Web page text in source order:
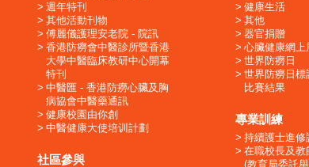
週年特刊
其他活動刊物
傅麗儀護理安老院 - 院訊
香港防癆會中醫診所暨香港
大學中醫臨床教研中心開幕
特刊
中醫匯 - 香港防癆心臟及胸
病協會中醫藥通訊
健康校園由你創
中醫健康大使培训計劃
社區參與
健康生活
其他
器官捐贈
心臟健康網上
世界防癆日
世界防癆日標
比賽結果
專業訓練
持續護士進修
在職校長及教
(教育局委託